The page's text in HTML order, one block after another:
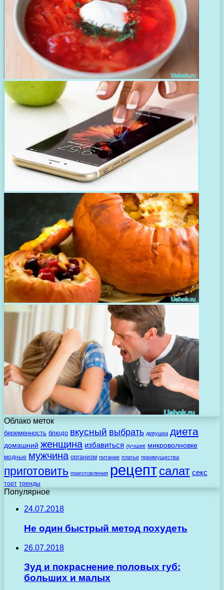
Облако меток
беременность блюдо вкусный выбрать девушка диета
домашний женщина избавиться лучшие микроволновке
модные мужчина организм питание платье преимущества
приготовить приготовления рецептсалат секс
торт тренды
Популярное
24.07.2018
Не один быстрый метод похудеть
26.07.2018
Зуд и покраснение половых губ:
больших и малых